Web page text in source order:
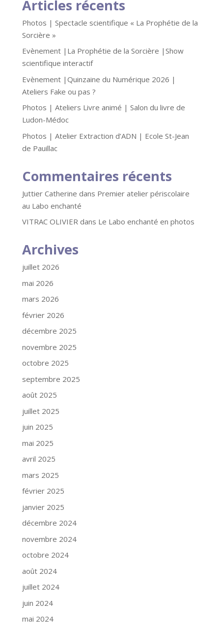
Articles récents
Photos | Spectacle scientifique « La Prophétie de la
Sorcière »
Evènement |La Prophétie de la Sorcière |Show
scientifique interactif
Evènement |Quinzaine du Numérique 2026 |
Ateliers Fake ou pas ?
Photos | Ateliers Livre animé | Salon du livre de
Ludon-Médoc
Photos | Atelier Extraction d’ADN | Ecole St-Jean
de Pauillac
Commentaires récents
Juttier Catherine dans Premier atelier périscolaire
au Labo enchanté
VITRAC OLIVIERdans Le Labo enchanté en photos
Archives
juillet 2026
mai 2026
mars 2026
février 2026
décembre 2025
novembre 2025
octobre 2025
septembre 2025
août 2025
juillet 2025
juin 2025
mai 2025
avril 2025
mars 2025
février 2025
janvier 2025
décembre 2024
novembre 2024
octobre 2024
août 2024
juillet 2024
juin 2024
mai 2024